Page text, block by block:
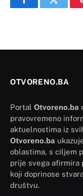
FacebookTwitter
OTVORENO.BA
Portal Otvoreno.ba
pravovremeno
aktuelnostima iz
Otvoreno.ba
oblastima, s ciljem
prije svega afirmira
koji doprinose
društvu.